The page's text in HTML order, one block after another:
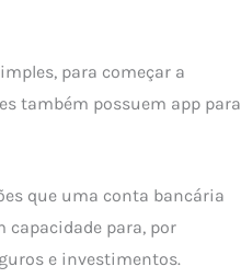
para começar a
também possuem app para
que uma conta bancária
capacidade para, por
e investimentos.